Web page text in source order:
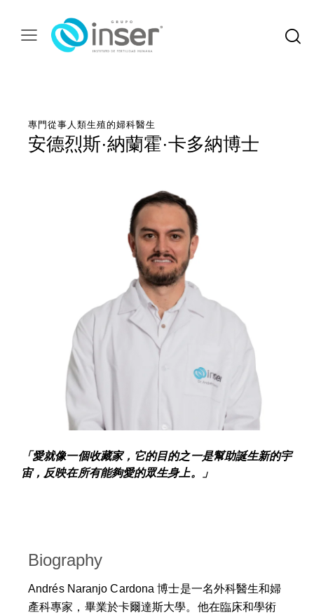
專門從事人類生殖的婦科醫生
安德烈斯·納蘭霍·卡多納博士
「愛就像一個收藏家，它的目的之一是幫助誕生新的宇
宙，反映在所有能夠愛的眾生身上。」
Biography
Andrés Naranjo Cardona 博士是一名外科醫生和婦
產科專家，畢業於卡爾達斯大學。他在臨床和學術